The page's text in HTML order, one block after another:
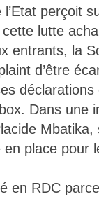
perçoit
lutte
entrants, la
d’être
Dans une
place pour
en RDC